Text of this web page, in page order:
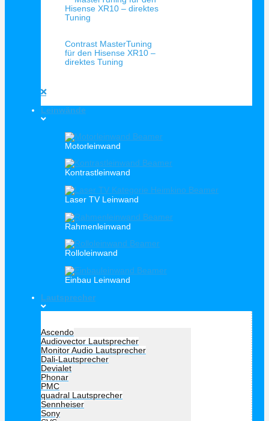
Contrast MasterTuning
für den Hisense XR10 –
direktes Tuning
Leinwände
Motorleinwand
Kontrastleinwand
Laser TV Leinwand
Rahmenleinwand
Rolloleinwand
Einbau Leinwand
Lautsprecher
Ascendo
Audiovector Lautsprecher
Monitor Audio Lautsprecher
Dali-Lautsprecher
Devialet
Phonar
PMC
quadral Lautsprecher
Sennheiser
Sony